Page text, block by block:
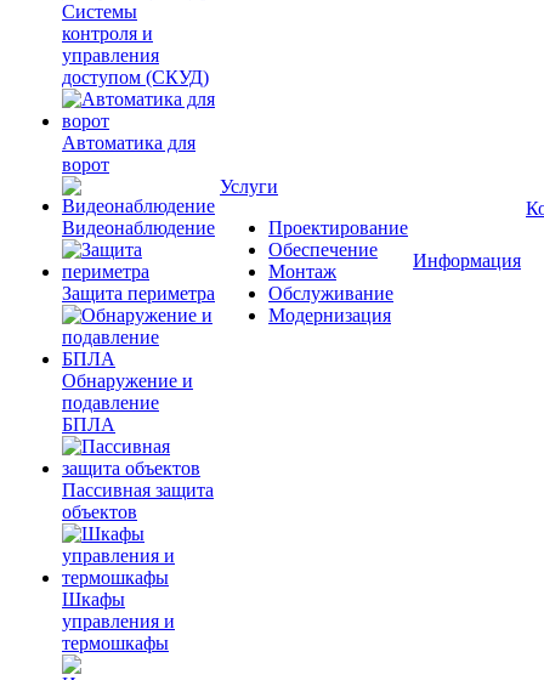
Системы
контроля и
управления
доступом (СКУД)
Автоматика для
ворот
Видеонаблюдение
Защита периметра
Обнаружение и
подавление
БПЛА
Пассивная защита
объектов
Шкафы
управления и
термошкафы
Услуги
Проектирование
Обеспечение
Монтаж
Обслуживание
Модернизация
Информация